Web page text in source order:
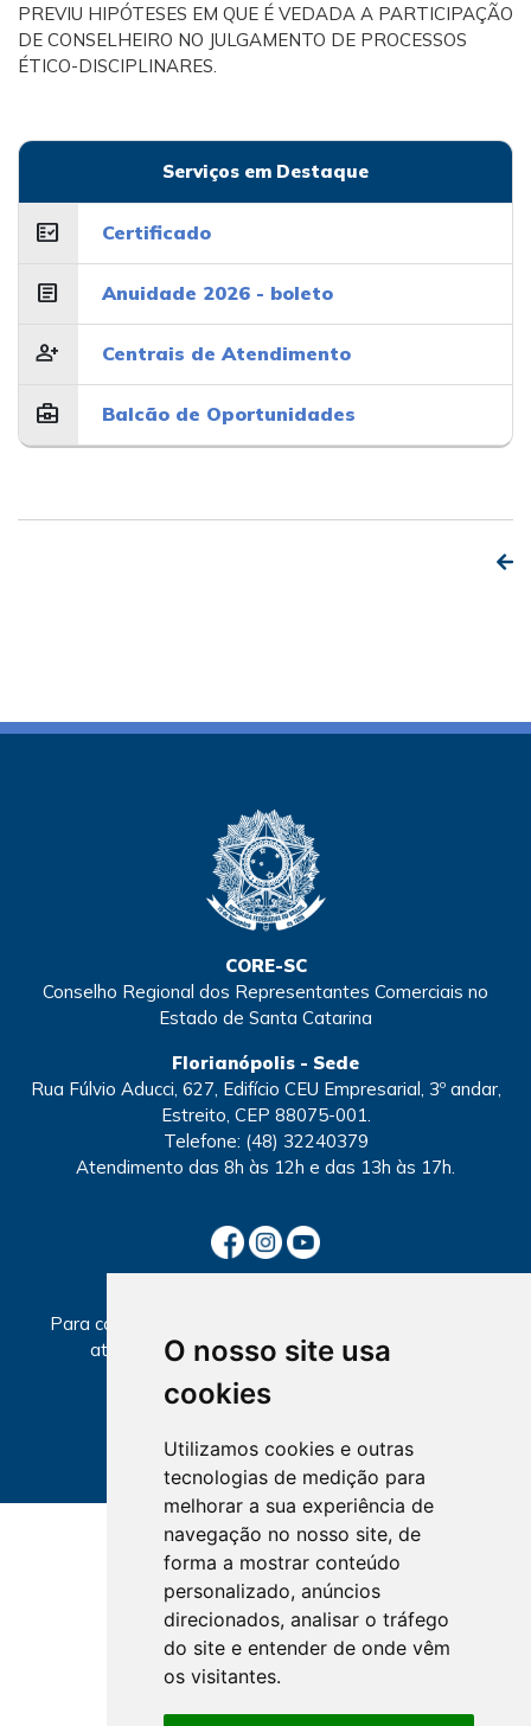
O nosso site usa
cookies
Utilizamos cookies e outras
tecnologias de medição para
melhorar a sua experiência de
navegação no nosso site, de
forma a mostrar conteúdo
personalizado, anúncios
direcionados, analisar o tráfego
do site e entender de onde vêm
os visitantes.
PREVIU HIPÓTESES EM QUE É VEDADA A PARTICIPAÇÃO
DE CONSELHEIRO NO JULGAMENTO DE PROCESSOS
ÉTICO-DISCIPLINARES.
Serviços em Destaque
fact_check Certificado
article Anuidade 2026 - boleto
person_add Centrais de Atendimento
business_center Balcão de Oportunidades
CORE-SC
Conselho Regional dos Representantes Comerciais no
Estado de Santa Catarina
Florianópolis - Sede
Rua Fúlvio Aducci, 627, Edifício CEU Empresarial, 3º andar,
Estreito, CEP 88075-001.
Telefone: (48) 32240379
Atendimento das 8h às 12h e das 13h às 17h.
Para consultar informações sobre local e horários de
atendimento, selecione a Seccional abaixo.